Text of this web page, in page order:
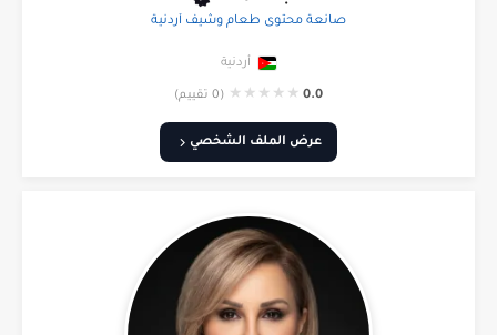
صانعة محتوى طعام وشيف أردنية
أردنية
0.0
★
★
★
★
★ (0 تقييم)
عرض الملف الشخصي